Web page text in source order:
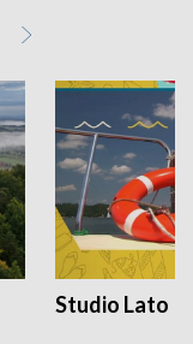
Studio Lato